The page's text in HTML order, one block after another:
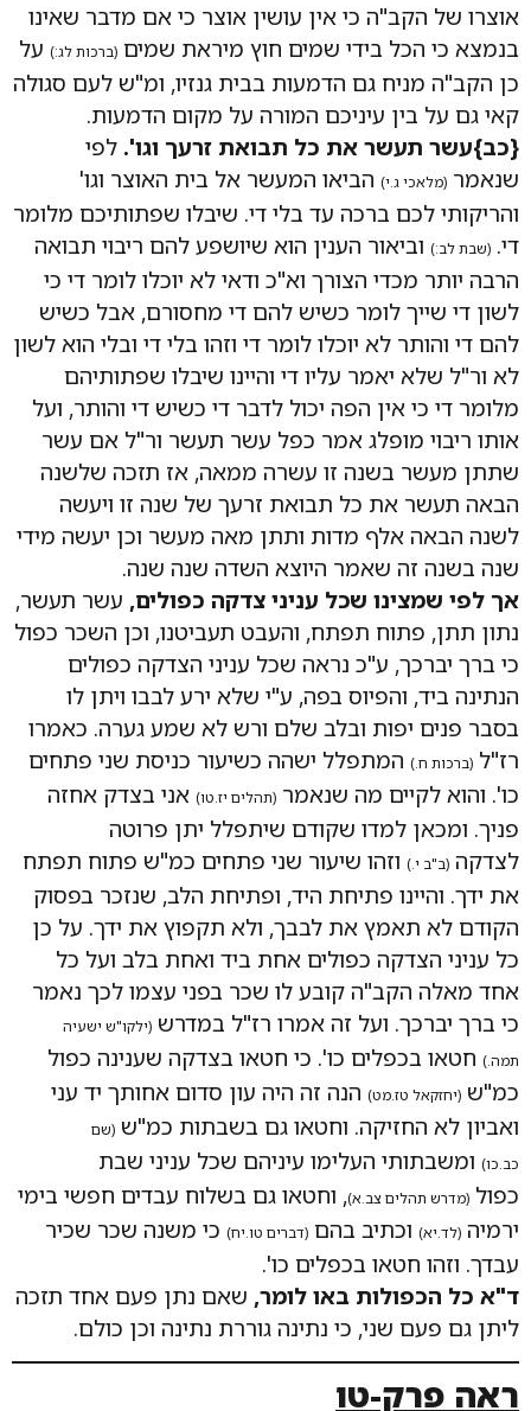
אוצרו של הקב"ה כי אין עושין אוצר כי אם מדבר שאינו
בנמצא כי הכל בידי שמים חוץ מיראת שמים (ברכות לג:) על
כן הקב"ה מניח גם הדמעות בבית גנזיו, ומ"ש לעם סגולה
קאי גם על בין עיניכם המורה על מקום הדמעות.
{כב}עשר תעשר את כל תבואת זרעך וגו'. לפי
שנאמר (מלאכי ג.י) הביאו המעשר אל בית האוצר וגו'
והריקותי לכם ברכה עד בלי די. שיבלו שפתותיכם מלומר
די. (שבת לב:) וביאור הענין הוא שיושפע להם ריבוי תבואה
הרבה יותר מכדי הצורך וא"כ ודאי לא יוכלו לומר די כי
לשון די שייך לומר כשיש להם די מחסורם, אבל כשיש
להם די והותר לא יוכלו לומר די וזהו בלי די ובלי הוא לשון
לא ור"ל שלא יאמר עליו די והיינו שיבלו שפתותיהם
מלומר די כי אין הפה יכול לדבר די כשיש די והותר, ועל
אותו ריבוי מופלג אמר כפל עשר תעשר ור"ל אם עשר
שתתן מעשר בשנה זו עשרה ממאה, אז תזכה שלשנה
הבאה תעשר את כל תבואת זרעך של שנה זו ויעשה
לשנה הבאה אלף מדות ותתן מאה מעשר וכן יעשה מידי
שנה בשנה זה שאמר היוצא השדה שנה שנה.
אך לפי שמצינו שכל עניני צדקה כפולים, עשר תעשר,
נתון תתן, פתוח תפתח, והעבט תעביטנו, וכן השכר כפול
כי ברך יברכך, ע"כ נראה שכל עניני הצדקה כפולים
הנתינה ביד, והפיוס בפה, ע"י שלא ירע לבבו ויתן לו
בסבר פנים יפות ובלב שלם ורש לא שמע גערה. כאמרו
רז"ל (ברכות ח.) המתפלל ישהה כשיעור כניסת שני פתחים
כו'. והוא לקיים מה שנאמר (תהלים יז.טו) אני בצדק אחזה
פניך. ומכאן למדו שקודם שיתפלל יתן פרוטה
לצדקה (ב"ב י.) וזהו שיעור שני פתחים כמ"ש פתוח תפתח
את ידך. והיינו פתיחת היד, ופתיחת הלב, שנזכר בפסוק
הקודם לא תאמץ את לבבך, ולא תקפוץ את ידך. על כן
כל עניני הצדקה כפולים אחת ביד ואחת בלב ועל כל
אחד מאלה הקב"ה קובע לו שכר בפני עצמו לכך נאמר
כי ברך יברכך. ועל זה אמרו רז"ל במדרש (ילקו"ש ישעיה
תמה.) חטאו בכפלים כו'. כי חטאו בצדקה שענינה כפול
כמ"ש (יחזקאל טז.מט) הנה זה היה עון סדום אחותך יד עני
ואביון לא החזיקה. וחטאו גם בשבתות כמ"ש (שם
כב.כו) ומשבתותי העלימו עיניהם שכל עניני שבת
כפול (מדרש תהלים צב.א), וחטאו גם בשלוח עבדים חפשי בימי
ירמיה (לד.יא) וכתיב בהם (דברים טו.יח) כי משנה שכר שכיר
עבדך. וזהו חטאו בכפלים כו'.
ד"א כל הכפולות באו לומר, שאם נתן פעם אחד תזכה
ליתן גם פעם שני, כי נתינה גוררת נתינה וכן כולם.
ראה פרק-טו